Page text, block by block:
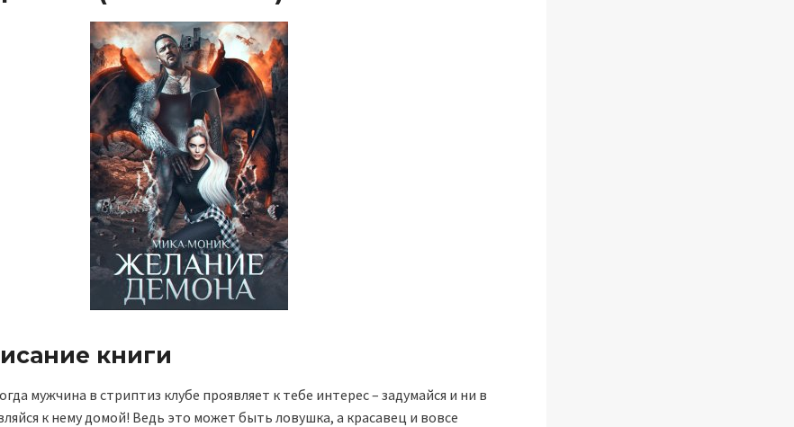
книги
мужчина в стриптиз клубе проявляет к тебе интерес – задумайся и ни в
к нему домой! Ведь это может быть ловушка, а красавец и вовсе